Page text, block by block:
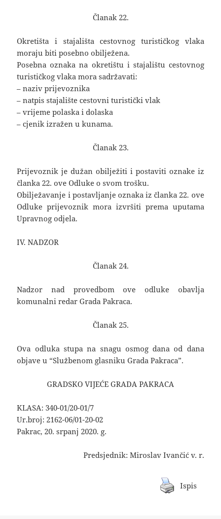
Članak 22.
Okretišta i stajališta cestovnog turističkog vlaka
moraju biti posebno obilježena.
Posebna oznaka na okretištu i stajalištu cestovnog
turističkog vlaka mora sadržavati:
– naziv prijevoznika
– natpis stajalište cestovni turistički vlak
– vrijeme polaska i dolaska
– cjenik izražen u kunama.
Članak 23.
Prijevoznik je dužan obilježiti i postaviti oznake iz
članka 22. ove Odluke o svom trošku.
Obilježavanje i postavljanje oznaka iz članka 22. ove
Odluke prijevoznik mora izvršiti prema uputama
Upravnog odjela.
IV. NADZOR
Članak 24.
Nadzor nad provedbom ove odluke obavlja
komunalni redar Grada Pakraca.
Članak 25.
Ova odluka stupa na snagu osmog dana od dana
objave u “Službenom glasniku Grada Pakraca”.
GRADSKO VIJEĆE GRADA PAKRACA
KLASA: 340-01/20-01/7
Ur.broj: 2162-06/01-20-02
Pakrac, 20. srpanj 2020. g.
Predsjednik: Miroslav Ivančić v. r.
Ispis